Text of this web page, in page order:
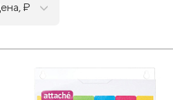
₽